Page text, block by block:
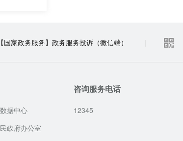
【国家政务服务】政务服务投诉（微信端）
据中心
政府办公室
咨询服务电话
12345